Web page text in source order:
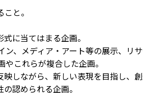
と。
に当てはまる企画。
、メディア・アート等の展示、リ
これらが複合した企画。
しながら、新しい表現を目指し、
認められる企画。